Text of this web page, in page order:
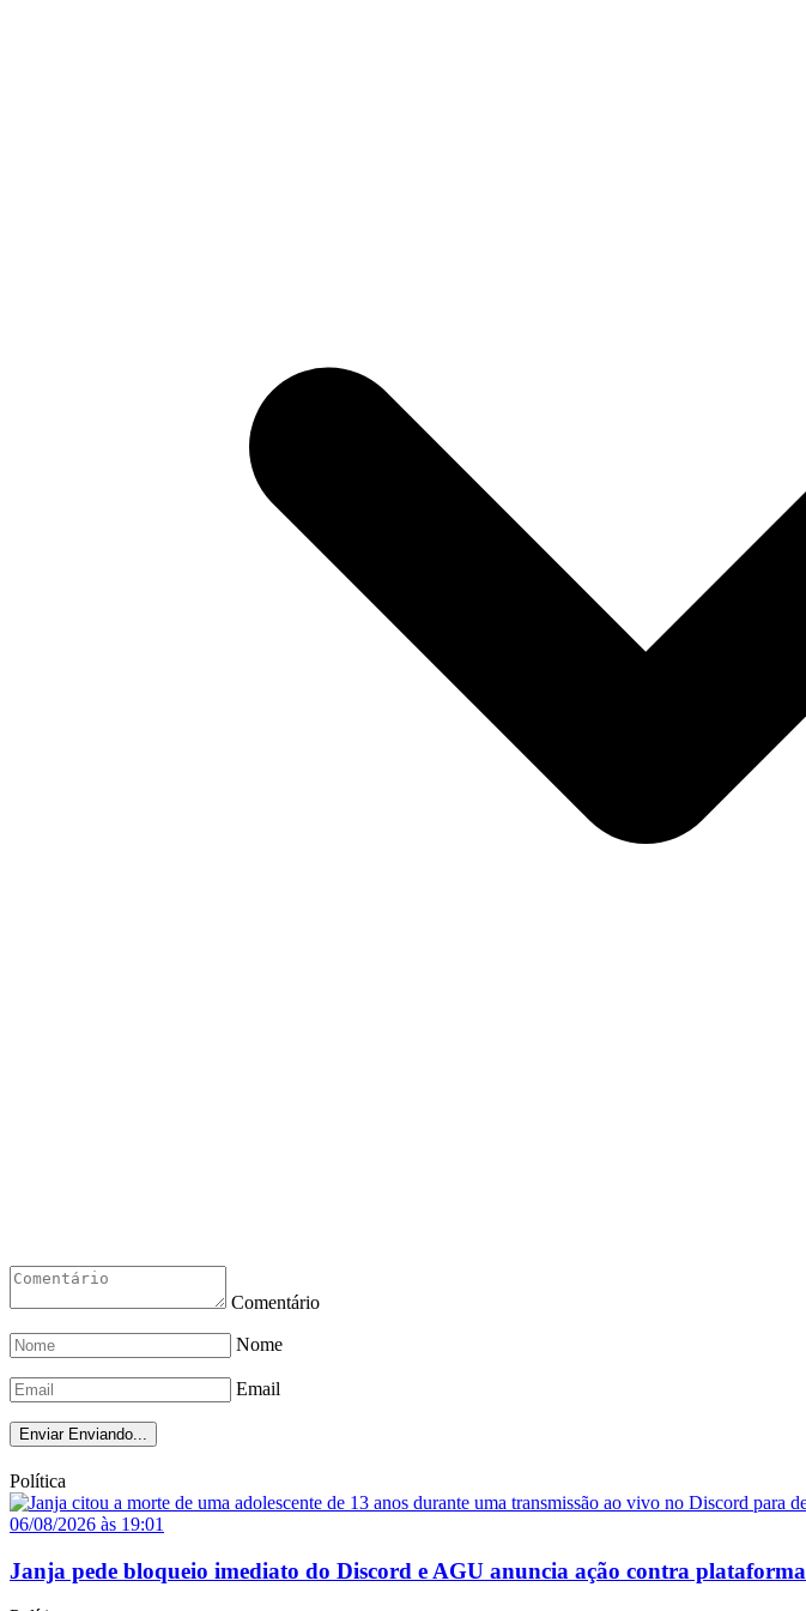
Comentário
Nome
Email
Enviar Enviando...
Política
06/08/2026 às 19:01
Janja pede bloqueio imediato do Discord e AGU anuncia ação contra plataforma